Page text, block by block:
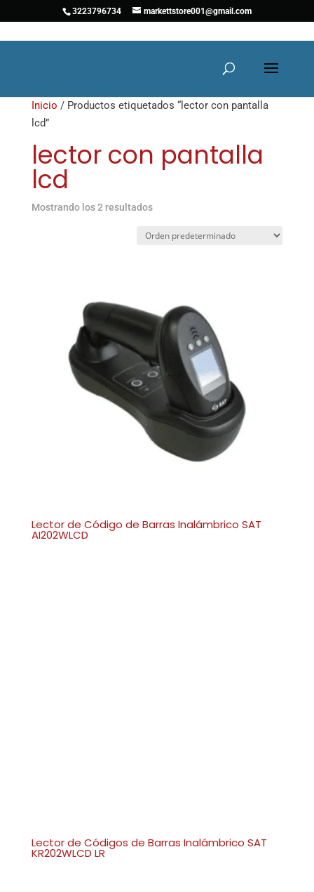
3223796734 markettstore001@gmail.com
Inicio / Productos etiquetados “lector con pantalla
lcd”
lector con pantalla
lcd
Mostrando los 2 resultados
Lector de Código de Barras Inalámbrico SAT
AI202WLCD
Lector de Códigos de Barras Inalámbrico SAT
KR202WLCD LR